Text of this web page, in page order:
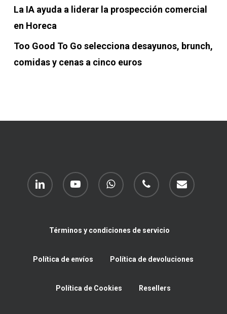
La IA ayuda a liderar la prospección comercial
en Horeca
Too Good To Go selecciona desayunos, brunch,
comidas y cenas a cinco euros
linkedin youtube whatsapp phone email
Términos y condiciones de servicio
Política de envíos Política de devoluciones
Política de Cookies Resellers